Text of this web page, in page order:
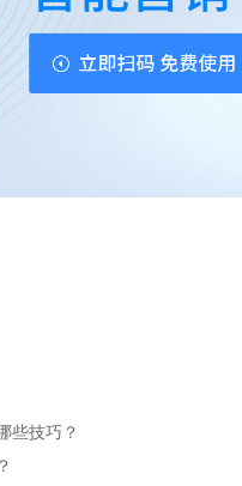
些技巧？